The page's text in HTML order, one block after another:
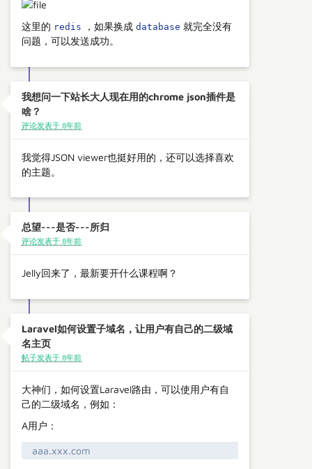
这里的 redis ，如果换成 database 就完全没有
问题，可以发送成功。
我想问一下站长大人现在用的chrome json插件是
啥？
评论发表于 8年前
我觉得JSON viewer也挺好用的，还可以选择喜欢
的主题。
总望---是否---所归
评论发表于 8年前
Jelly回来了，最新要开什么课程啊？
Laravel如何设置子域名，让用户有自己的二级域
名主页
帖子发表于 8年前
大神们，如何设置Laravel路由，可以使用户有自
己的二级域名，例如：
A用户：
aaa.xxx.com